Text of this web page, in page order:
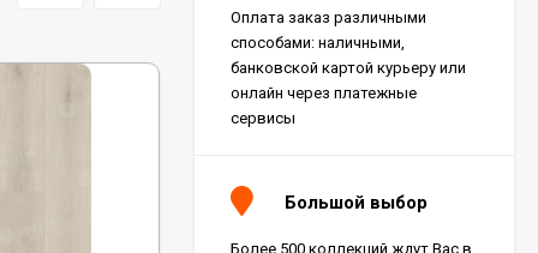
Оплата заказ различными
способами: наличными,
банковской картой курьеру или
онлайн через платежные
сервисы
Большой выбор
Более 500 коллекций ждут Вас в
Керамогранит Italon
Charme Extra Silver Ret
60x120, 610010001196
Charme Evo Imperiale
Ret 60x120,